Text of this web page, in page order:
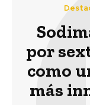
por
como
más